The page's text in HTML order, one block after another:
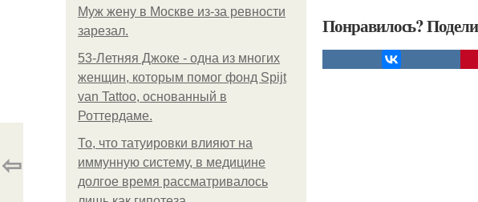
Mуж жену в Москве из-за ревности
зарезал.
53-Летняя Джоке - одна из многих
женщин, которым помог фонд Spijt
van Tattoo, основанный в
Роттердаме.
То, что татуировки влияют на
иммунную систему, в медицине
долгое время рассматривалось
Понравилось?
⇦